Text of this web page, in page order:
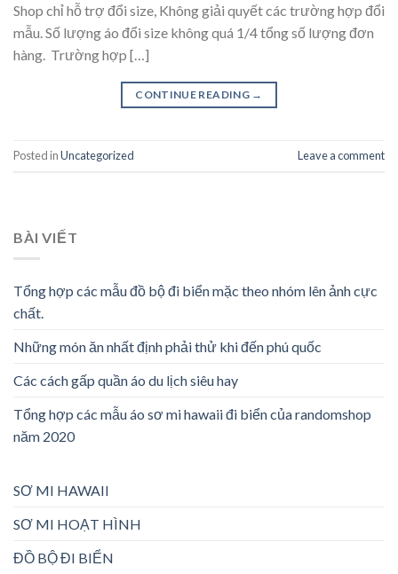
Shop chỉ hỗ trợ đổi size, Không giải quyết các trường hợp đổi
mẫu. Số lượng áo đổi size không quá 1/4 tổng số lượng đơn
hàng. Trường hợp […]
CONTINUE READING →
Posted inUncategorized Leave a comment
BÀI VIẾT
Tổng hợp các mẫu đồ bộ đi biển mặc theo nhóm lên ảnh cực
chất.
Những món ăn nhất định phải thử khi đến phú quốc
Các cách gấp quần áo du lịch siêu hay
Tổng hợp các mẫu áo sơ mi hawaii đi biển của randomshop
năm 2020
SƠ MI HAWAII
SƠ MI HOẠT HÌNH
ĐỒ BỘ ĐI BIỂN